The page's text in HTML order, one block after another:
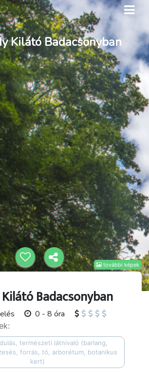
további képek
Kilátó Badacsonyban
Badacsonyban
0 - 8 óra
természeti látnivaló (barlang,
forrás, tó, arborétum, botanikus
kert)